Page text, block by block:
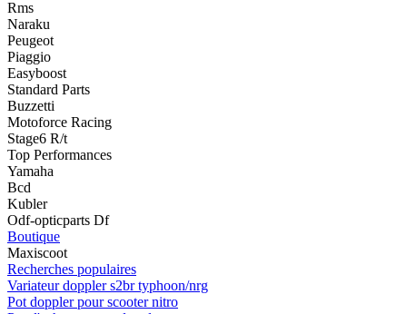
Rms
Naraku
Peugeot
Piaggio
Easyboost
Standard Parts
Buzzetti
Motoforce Racing
Stage6 R/t
Top Performances
Yamaha
Bcd
Kubler
Odf-opticparts Df
Boutique
Maxiscoot
Recherches populaires
Variateur doppler s2br typhoon/nrg
Pot doppler pour scooter nitro